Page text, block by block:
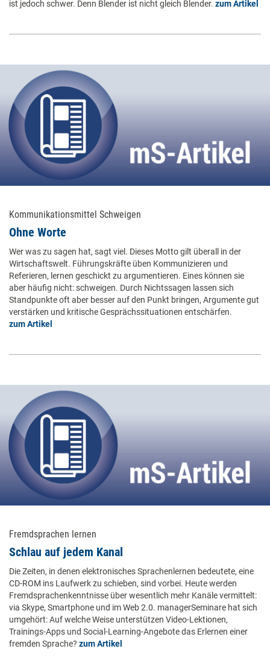
ist jedoch schwer. Denn Blender ist nicht gleich Blender. zum Artikel
Kommunikationsmittel Schweigen
Ohne Worte
Wer was zu sagen hat, sagt viel. Dieses Motto gilt überall in der
Wirtschaftswelt. Führungskräfte üben Kommunizieren und
Referieren, lernen geschickt zu argumentieren. Eines können sie
aber häufig nicht: schweigen. Durch Nichtssagen lassen sich
Standpunkte oft aber besser auf den Punkt bringen, Argumente gut
verstärken und kritische Gesprächssituationen entschärfen.
zum Artikel
Fremdsprachen lernen
Schlau auf jedem Kanal
Die Zeiten, in denen elektronisches Sprachenlernen bedeutete, eine
CD-ROM ins Laufwerk zu schieben, sind vorbei. Heute werden
Fremdsprachenkenntnisse über wesentlich mehr Kanäle vermittelt:
via Skype, Smartphone und im Web 2.0. managerSeminare hat sich
umgehört: Auf welche Weise unterstützen Video-Lektionen,
Trainings-Apps und Social-Learning-Angebote das Erlernen einer
fremden Sprache? zum Artikel